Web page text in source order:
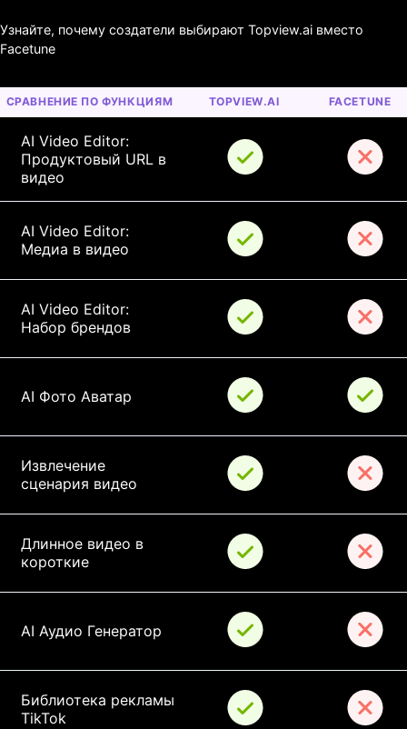
Узнайте, почему создатели выбирают Topview.ai вместо
Facetune
СРАВНЕНИЕ ПО ФУНКЦИЯМ TOPVIEW.AI FACETUNE
AI Video Editor:
Продуктовый URL в
видео
AI Video Editor:
Медиа в видео
AI Video Editor:
Набор брендов
AI Фото Аватар
Извлечение
сценария видео
Длинное видео в
короткие
AI Аудио Генератор
Библиотека рекламы
TikTok